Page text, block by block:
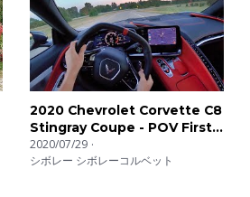
2020 Chevrolet Corvette C8
Stingray Coupe - POV First
Impressions
2020/07/29
シボレー シボレーコルベット